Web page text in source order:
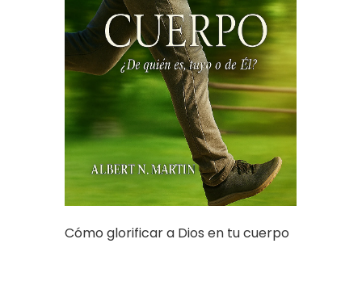
Cómo glorificar a Dios en tu cuerpo